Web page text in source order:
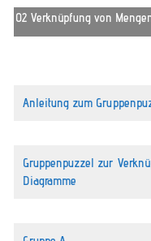
02 Verknüpfung von
Anleitung zum
Gruppenpuzzel zur
Diagramme